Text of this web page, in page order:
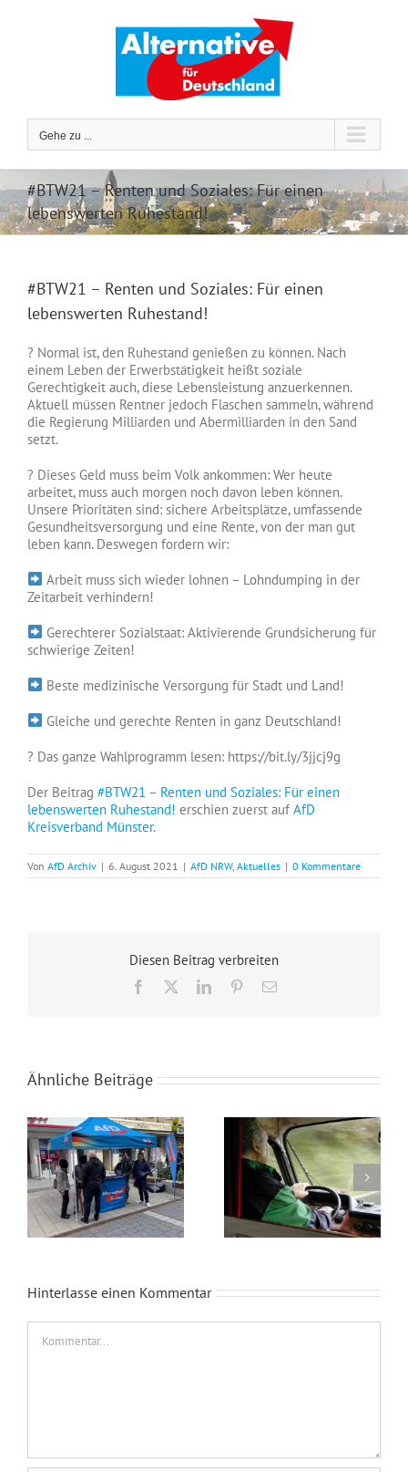
Gehe zu ...
#BTW21 – Renten und Soziales: Für einen
lebenswerten Ruhestand!
#BTW21 – Renten und Soziales: Für einen
lebenswerten Ruhestand!
? Normal ist, den Ruhestand genießen zu können. Nach
einem Leben der Erwerbstätigkeit heißt soziale
Gerechtigkeit auch, diese Lebensleistung anzuerkennen.
Aktuell müssen Rentner jedoch Flaschen sammeln, während
die Regierung Milliarden und Abermilliarden in den Sand
setzt.
? Dieses Geld muss beim Volk ankommen: Wer heute
arbeitet, muss auch morgen noch davon leben können.
Unsere Prioritäten sind: sichere Arbeitsplätze, umfassende
Gesundheitsversorgung und eine Rente, von der man gut
leben kann. Deswegen fordern wir:
Arbeit muss sich wieder lohnen – Lohndumping in der
Zeitarbeit verhindern!
Gerechterer Sozialstaat: Aktivierende Grundsicherung für
schwierige Zeiten!
Beste medizinische Versorgung für Stadt und Land!
Gleiche und gerechte Renten in ganz Deutschland!
? Das ganze Wahlprogramm lesen: https://bit.ly/3jjcj9g
Der Beitrag #BTW21 – Renten und Soziales: Für einen
lebenswerten Ruhestand! erschien zuerst auf AfD
Kreisverband Münster.
Von AfD Archiv | 6. August 2021 | AfD NRW, Aktuelles | 0 Kommentare
Diesen Beitrag verbreiten
Facebook LinkedInPinterest
E-
Ähnliche Beiträge
Hinterlasse einen Kommentar